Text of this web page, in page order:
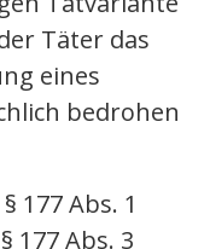
Täter das
eines
bedrohen
177 Abs. 1
177 Abs. 3